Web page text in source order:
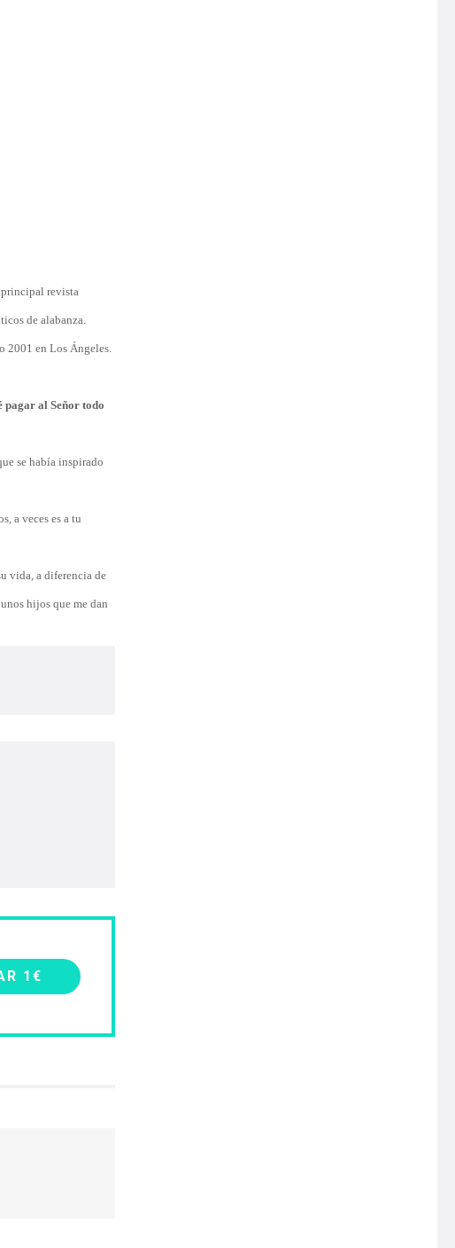
revista
de alabanza.
2001 en Los Ángeles.
pagar al Señor todo
se había inspirado
a veces es a tu
vida, a diferencia de
hijos que me dan
1€